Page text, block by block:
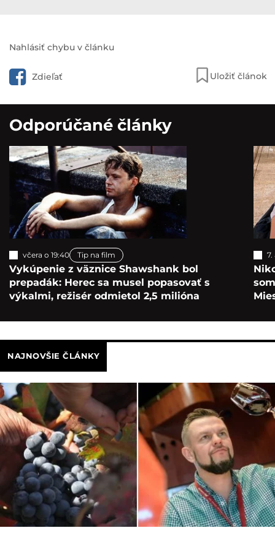
Nahlásiť chybu v článku
Zdieľať Uložiť článok
Odporúčané články
včera o 19:40 Tip na film
Vykúpenie z väznice Shawshank bol
prepadák: Herec sa musel popasovať s
výkalmi, režisér odmietol 2,5 milióna
NAJNOVŠIE ČLÁNKY